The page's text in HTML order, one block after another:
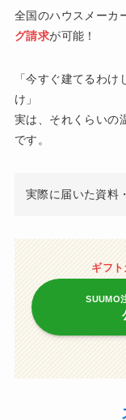
全国のハウスメーカ
グ請求が可能！
「今すぐ建てるわ
け」
実は、それくらいの
です。
実際に届いた資料
ギフ
SUUMO